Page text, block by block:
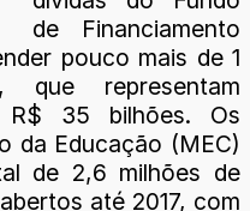
de Financiamento
pouco mais de 1
que representam
35 bilhões. Os
da Educação (MEC)
de 2,6 milhões de
até 2017, com